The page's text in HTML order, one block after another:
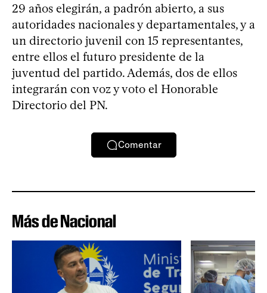
29 años elegirán, a padrón abierto, a sus
autoridades nacionales y departamentales, y a
un directorio juvenil con 15 representantes,
entre ellos el futuro presidente de la
juventud del partido. Además, dos de ellos
integrarán con voz y voto el Honorable
Directorio del PN.
Comentar
Más de Nacional